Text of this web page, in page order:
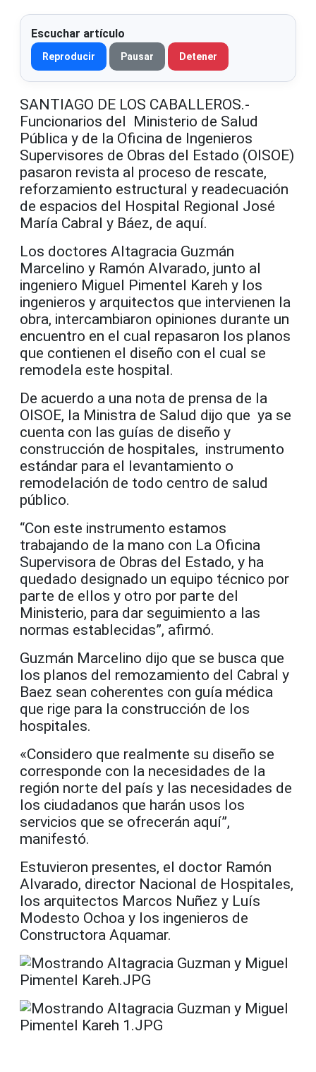
Escuchar artículo
Reproducir Pausar Detener
SANTIAGO DE LOS CABALLEROS.-
Funcionarios del Ministerio de Salud
Pública y de la Oficina de Ingenieros
Supervisores de Obras del Estado (OISOE)
pasaron revista al proceso de rescate,
reforzamiento estructural y readecuación
de espacios del Hospital Regional José
María Cabral y Báez, de aquí.
Los doctores Altagracia Guzmán
Marcelino y Ramón Alvarado, junto al
ingeniero Miguel Pimentel Kareh y los
ingenieros y arquitectos que intervienen la
obra, intercambiaron opiniones durante un
encuentro en el cual repasaron los planos
que contienen el diseño con el cual se
remodela este hospital.
De acuerdo a una nota de prensa de la
OISOE, la Ministra de Salud dijo que ya se
cuenta con las guías de diseño y
construcción de hospitales, instrumento
estándar para el levantamiento o
remodelación de todo centro de salud
público.
“Con este instrumento estamos
trabajando de la mano con La Oficina
Supervisora de Obras del Estado, y ha
quedado designado un equipo técnico por
parte de ellos y otro por parte del
Ministerio, para dar seguimiento a las
normas establecidas”, afirmó.
Guzmán Marcelino dijo que se busca que
los planos del remozamiento del Cabral y
Baez sean coherentes con guía médica
que rige para la construcción de los
hospitales.
«Considero que realmente su diseño se
corresponde con la necesidades de la
región norte del país y las necesidades de
los ciudadanos que harán usos los
servicios que se ofrecerán aquí”,
manifestó.
Estuvieron presentes, el doctor Ramón
Alvarado, director Nacional de Hospitales,
los arquitectos Marcos Nuñez y Luís
Modesto Ochoa y los ingenieros de
Constructora Aquamar.